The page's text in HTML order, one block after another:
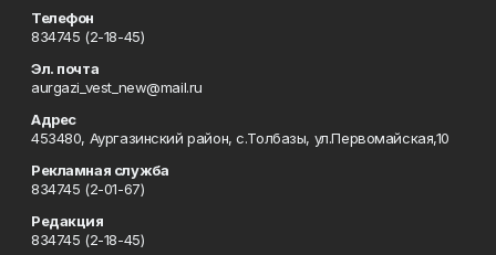
Телефон
834745 (2-18-45)
Эл. почта
aurgazi_vest_new@mail.ru
Адрес
453480, Аургазинский район, с.Толбазы, ул.Первомайская,10
Рекламная служба
834745 (2-01-67)
Редакция
834745 (2-18-45)